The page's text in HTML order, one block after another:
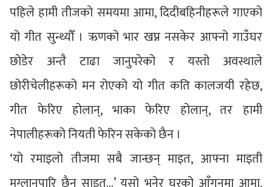
पहिले हामी तीजको समयमा आमा, दिदीबहिनीहरूले गाएको
यो गीत सुन्थ्यौँ । ऋणको भार खप्न नसकेर आफ्नो गाउँघर
छोडेर अन्तै टाढा जानुपरेको र यस्तो अवस्थाले
छोरीचेलीहरूको मन रोएको यो गीत कति कालजयी रहेछ,
गीत फेरिए होलान्, भाका फेरिए होलान्, तर हामी
नेपालीहरूको नियती फेरिन सकेको छैन ।
‘यो रमाइलो तीजमा सबै जान्छन् माइत, आफ्ना माइती